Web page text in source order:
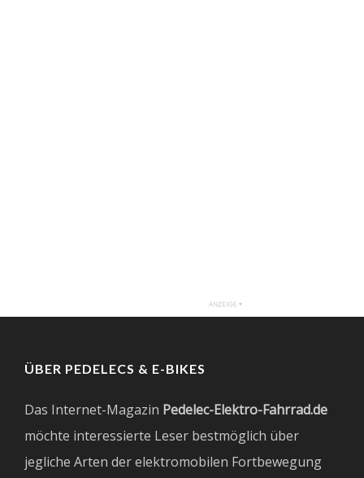
ÜBER PEDELECS & E-BIKES
Das Internet-Magazin Pedelec-Elektro-Fahrrad.de
möchte interessierte Leser bestmöglich über
jegliche Arten der elektromobilen Fortbewegung